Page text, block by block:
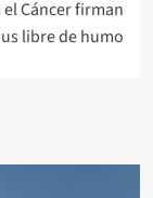
el Cáncer firman
libre de humo